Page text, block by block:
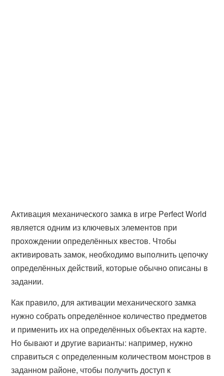
Активация механического замка в игре Perfect World
является одним из ключевых элементов при
прохождении определённых квестов. Чтобы
активировать замок, необходимо выполнить цепочку
определённых действий, которые обычно описаны в
задании.
Как правило, для активации механического замка
нужно собрать определённое количество предметов
и применить их на определённых объектах на карте.
Но бывают и другие варианты: например, нужно
справиться с определенным количеством монстров в
заданном районе, чтобы получить доступ к